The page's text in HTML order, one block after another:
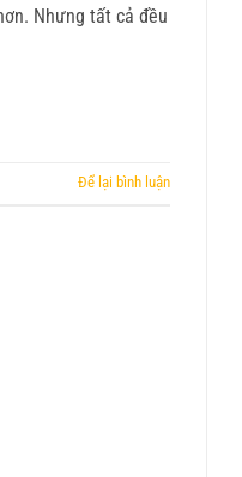
Nhưng tất cả đều
Để lại bình luận